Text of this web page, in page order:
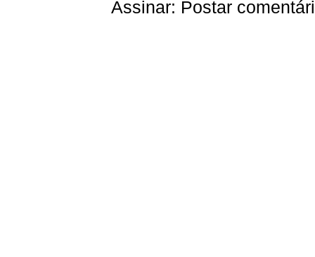
Assinar: Postar